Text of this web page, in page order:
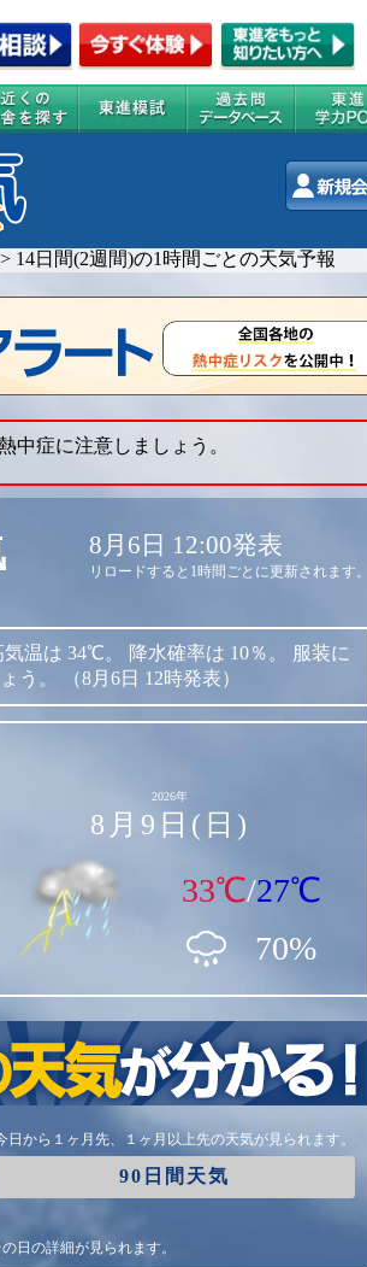
> 14日間(2週間)の1時間ごとの天気予報
中症に注意しましょう。
8月6日 12:00発表
リロードすると1時間ごとに更新されます。
気温は 34℃。 降水確率は 10％。
服装に
う。 （8月6日 12時発表）
2026年
8月9日(日)
33℃/27℃
70%
日から１ヶ月先、１ヶ月以上先の天気が見られます。
90日間天気
日の詳細が見られます。